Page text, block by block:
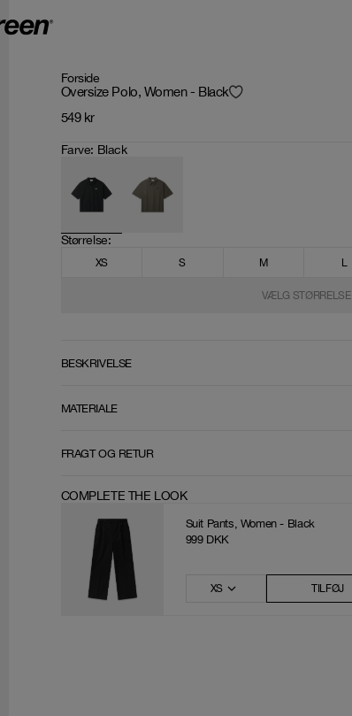
Forside
Oversize Polo, Women - Black
549 kr
Farve: Black
Størrelse:
XS S M L
VÆLG STØRRELSE
BESKRIVELSE
MATERIALE
FRAGT OG RETUR
COMPLETE THE LOOK
Suit Pants, Women - Black
999 DKK
XS TILFØJ